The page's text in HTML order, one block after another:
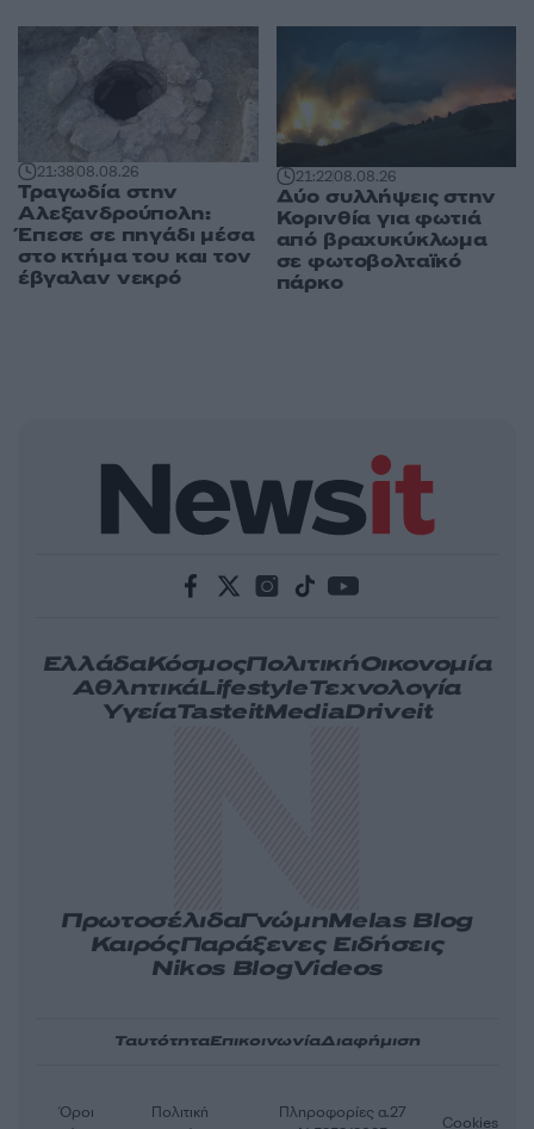
21:3808.08.26
Τραγωδία στην
Αλεξανδρούπολη:
Έπεσε σε πηγάδι μέσα
στο κτήμα του και τον
έβγαλαν νεκρό
21:2208.08.26
Δύο συλλήψεις στην
Κορινθία για φωτιά
από βραχυκύκλωμα
σε φωτοβολταϊκό
πάρκο
ΕλλάδαΚόσμοςΠολιτικήΟικονομία
ΑθλητικάLifestyleΤεχνολογία
ΥγείαTasteitMediaDriveit
ΠρωτοσέλιδαΓνώμηMelas Blog
ΚαιρόςΠαράξενες Ειδήσεις
Nikos BlogVideos
ΤαυτότηταΕπικοινωνίαΔιαφήμιση
Όροι
Πολιτική
Πληροφορίες α.27
Cookies